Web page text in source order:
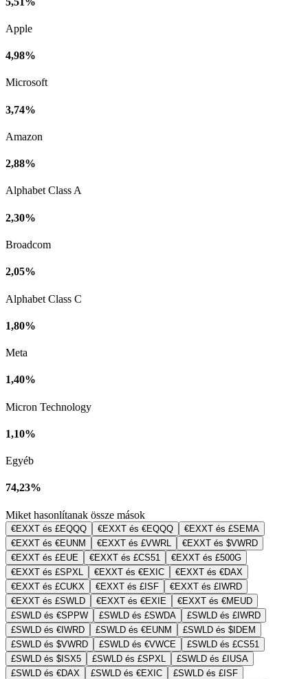
Apple
4,98%
Microsoft
3,74%
Amazon
2,88%
Alphabet Class A
2,30%
Broadcom
2,05%
Alphabet Class C
1,80%
Meta
1,40%
Micron Technology
1,10%
Egyéb
74,23%
Miket hasonlítanak össze mások
€EXXT és £EQQQ €EXXT és €EQQQ
€EXXT és £SEMA
€EXXT és €EUNM
€EXXT és £VWRL
€EXXT és $VWRD
€EXXT és £EUE
€EXXT és £CS51
€EXXT és £500G
€EXXT és £SPXL
€EXXT és €EXIC
€EXXT és €DAX
€EXXT és £CUKX
€EXXT és £ISF
€EXXT és £IWRD
€EXXT és £SWLD
€EXXT és €EXIE
€EXXT és €MEUD
£SWLD és €SPPW
£SWLD és £SWDA
£SWLD és £IWRD
£SWLD és €IWRD
£SWLD és €EUNM
£SWLD és $IDEM
£SWLD és $VWRD
£SWLD és €VWCE
£SWLD és £CS51
£SWLD és $ISX5
£SWLD és £SPXL
£SWLD és £IUSA
£SWLD és €DAX
£SWLD és €EXIC
£SWLD és £ISF